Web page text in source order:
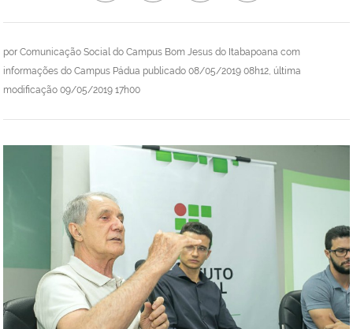
por Comunicação Social do Campus Bom Jesus do Itabapoana com
informações do Campus Pádua publicado 08/05/2019 08h12, última
modificação 09/05/2019 17h00